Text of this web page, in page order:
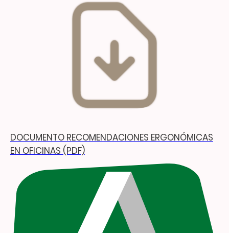
DOCUMENTO RECOMENDACIONES ERGONÓMICAS
EN OFICINAS (PDF)